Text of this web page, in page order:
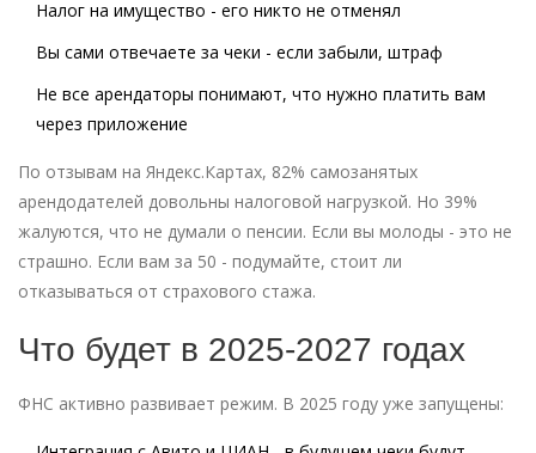
Налог на имущество - его никто не отменял
Вы сами отвечаете за чеки - если забыли, штраф
Не все арендаторы понимают, что нужно платить вам
через приложение
По отзывам на Яндекс.Картах, 82% самозанятых
арендодателей довольны налоговой нагрузкой. Но 39%
жалуются, что не думали о пенсии. Если вы молоды - это не
страшно. Если вам за 50 - подумайте, стоит ли
отказываться от страхового стажа.
Что будет в 2025-2027 годах
ФНС активно развивает режим. В 2025 году уже запущены: